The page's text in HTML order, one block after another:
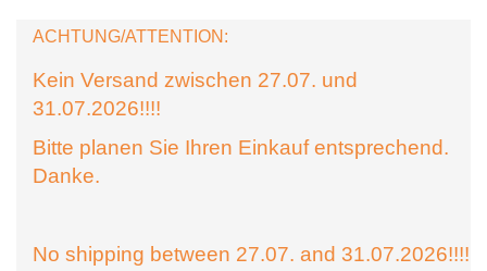
ACHTUNG/ATTENTION:
Kein Versand zwischen 27.07. und
31.07.2026!!!!
Bitte planen Sie Ihren Einkauf entsprechend.
Danke.
No shipping between 27.07. and 31.07.2026!!!!